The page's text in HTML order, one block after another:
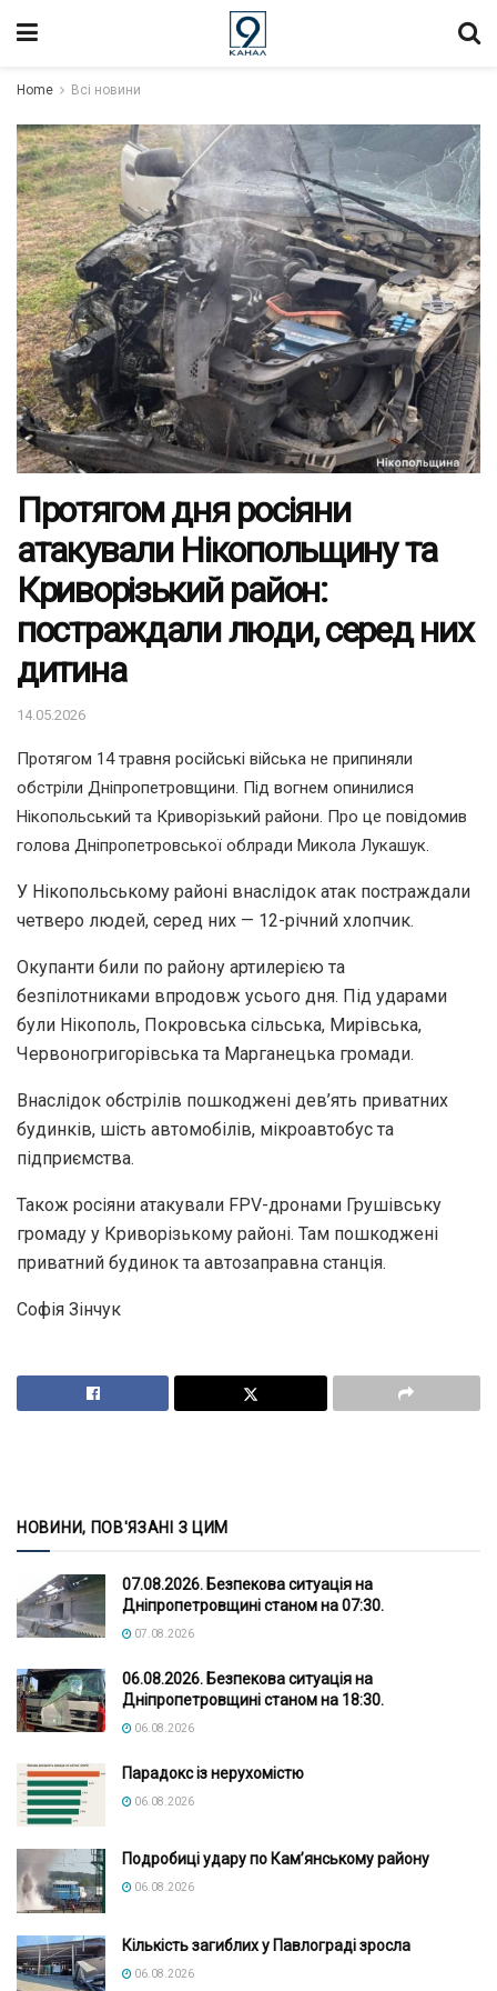
Home Всі новини
Протягом дня росіяни
атакували Нікопольщину та
Криворізький район:
постраждали люди, серед них
дитина
14.05.2026
Протягом 14 травня російські війська не припиняли
обстріли Дніпропетровщини. Під вогнем опинилися
Нікопольський та Криворізький райони. Про це повідомив
голова Дніпропетровської облради Микола Лукашук.
У Нікопольському районі внаслідок атак постраждали
четверо людей, серед них — 12-річний хлопчик.
Окупанти били по району артилерією та
безпілотниками впродовж усього дня. Під ударами
були Нікополь, Покровська сільська, Мирівська,
Червоногригорівська та Марганецька громади.
Внаслідок обстрілів пошкоджені дев’ять приватних
будинків, шість автомобілів, мікроавтобус та
підприємства.
Також росіяни атакували FPV-дронами Грушівську
громаду у Криворізькому районі. Там пошкоджені
приватний будинок та автозаправна станція.
Софія Зінчук
НОВИНИ, ПОВ'ЯЗАНІ З ЦИМ
07.08.2026. Безпекова ситуація на
Дніпропетровщині станом на 07:30.
07.08.2026
06.08.2026. Безпекова ситуація на
Дніпропетровщині станом на 18:30.
06.08.2026
Парадокс із нерухомістю
06.08.2026
Подробиці удару по Кам’янському району
06.08.2026
Кількість загиблих у Павлограді зросла
06.08.2026